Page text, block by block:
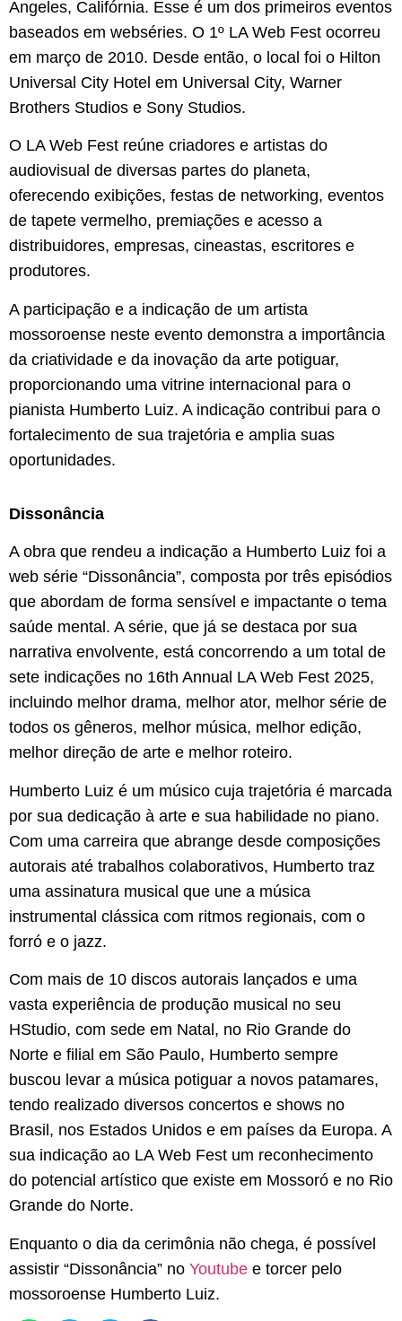
Angeles, Califórnia. Esse é um dos primeiros eventos
baseados em webséries. O 1º LA Web Fest ocorreu
em março de 2010. Desde então, o local foi o Hilton
Universal City Hotel em Universal City, Warner
Brothers Studios e Sony Studios.
O LA Web Fest reúne criadores e artistas do
audiovisual de diversas partes do planeta,
oferecendo exibições, festas de networking, eventos
de tapete vermelho, premiações e acesso a
distribuidores, empresas, cineastas, escritores e
produtores.
A participação e a indicação de um artista
mossoroense neste evento demonstra a importância
da criatividade e da inovação da arte potiguar,
proporcionando uma vitrine internacional para o
pianista Humberto Luiz. A indicação contribui para o
fortalecimento de sua trajetória e amplia suas
oportunidades.
Dissonância
A obra que rendeu a indicação a Humberto Luiz foi a
web série “Dissonância”, composta por três episódios
que abordam de forma sensível e impactante o tema
saúde mental. A série, que já se destaca por sua
narrativa envolvente, está concorrendo a um total de
sete indicações no 16th Annual LA Web Fest 2025,
incluindo melhor drama, melhor ator, melhor série de
todos os gêneros, melhor música, melhor edição,
melhor direção de arte e melhor roteiro.
Humberto Luiz é um músico cuja trajetória é marcada
por sua dedicação à arte e sua habilidade no piano.
Com uma carreira que abrange desde composições
autorais até trabalhos colaborativos, Humberto traz
uma assinatura musical que une a música
instrumental clássica com ritmos regionais, com o
forró e o jazz.
Com mais de 10 discos autorais lançados e uma
vasta experiência de produção musical no seu
HStudio, com sede em Natal, no Rio Grande do
Norte e filial em São Paulo, Humberto sempre
buscou levar a música potiguar a novos patamares,
tendo realizado diversos concertos e shows no
Brasil, nos Estados Unidos e em países da Europa. A
sua indicação ao LA Web Fest um reconhecimento
do potencial artístico que existe em Mossoró e no Rio
Grande do Norte.
Enquanto o dia da cerimônia não chega, é possível
assistir “Dissonância” no Youtube e torcer pelo
mossoroense Humberto Luiz.